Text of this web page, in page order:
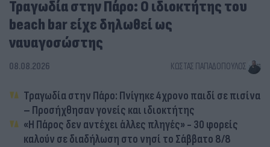
Τραγωδία στην Πάρο: Ο ιδιοκτήτης του
beach bar είχε δηλωθεί ως
ναυαγοσώστης
08.08.2026 ΚΏΣΤΑΣ ΠΑΠΑΔΌΠΟΥΛΟΣ
Τραγωδία στην Πάρο: Πνίγηκε 4χρονο παιδί σε πισίνα
– Προσήχθησαν γονείς και ιδιοκτήτης
«Η Πάρος δεν αντέχει άλλες πληγές» - 30 φορείς
καλούν σε διαδήλωση στο νησί το Σάββατο 8/8